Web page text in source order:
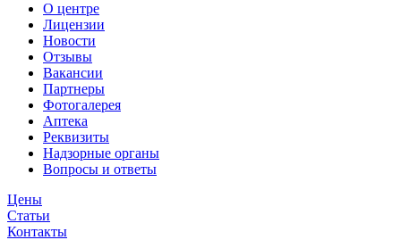
О центре
Лицензии
Новости
Отзывы
Вакансии
Партнеры
Фотогалерея
Аптека
Реквизиты
Надзорные органы
Вопросы и ответы
Цены
Статьи
Контакты